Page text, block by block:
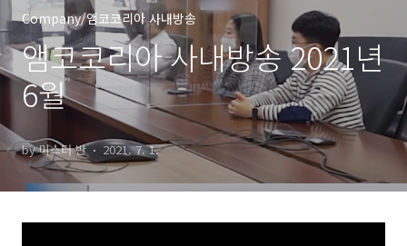
Company/앰코코리아 사내방송
앰코코리아 사내방송 2021년
6월
by 미스터 반 2021. 7. 1.